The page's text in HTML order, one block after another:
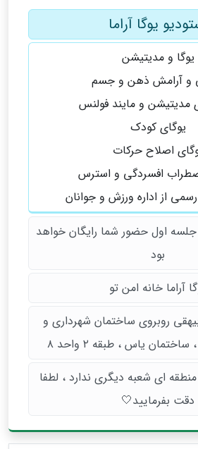
یوگا آراما
یوگا و مدیتیشن
و آرامش ذهن و جسم
مدیتیشن و مایند فولنس
یوگای کودک
اصلاح حرکات
افسردگی و استرس
از اداره ورزش و جوانان
اول حضور شما رایگان خواهد
بود
آراما خانه امن تو
روبروی ساختمان شهرداری و
یاس ، طبقه ۲ واحد ۸
منطقه ای شعبه دیگری ندارد ، لطفا
دقت بفرمایید🤍